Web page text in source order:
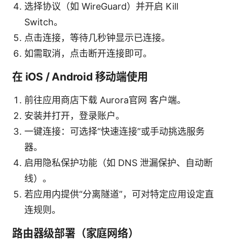
选择协议（如 WireGuard）并开启 Kill
Switch。
点击连接，等待几秒钟显示已连接。
如需取消，点击断开连接即可。
在 iOS / Android 移动端使用
前往应用商店下载 Aurora官网 客户端。
安装并打开，登录账户。
一键连接：可选择“快速连接”或手动挑选服务
器。
启用隐私保护功能（如 DNS 泄漏保护、自动断
线）。
若应用内提供“分离隧道”，可对特定应用设定直
连规则。
路由器级部署（家庭网络）